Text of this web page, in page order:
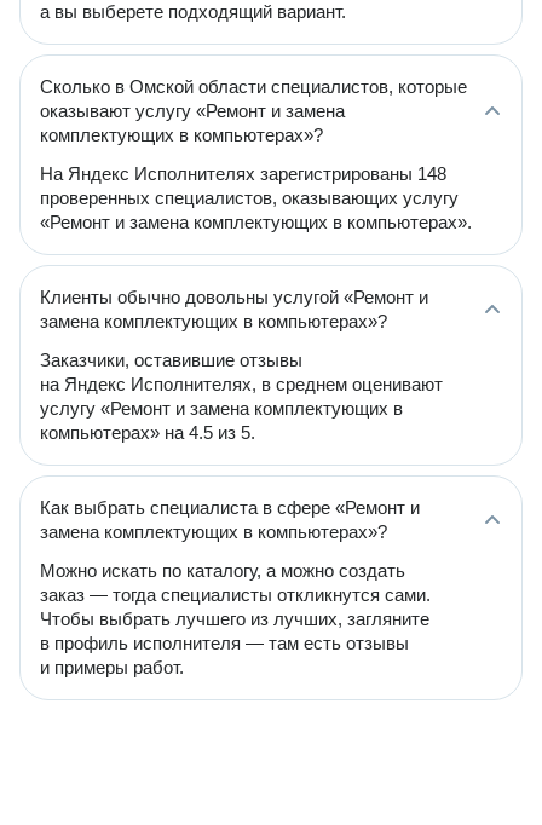
а вы выберете подходящий вариант.
Сколько в Омской области специалистов, которые
оказывают услугу «Ремонт и замена
комплектующих в компьютерах»?
На Яндекс Исполнителях зарегистрированы 148
проверенных специалистов, оказывающих услугу
«Ремонт и замена комплектующих в компьютерах».
Клиенты обычно довольны услугой «Ремонт и
замена комплектующих в компьютерах»?
Заказчики, оставившие отзывы
на Яндекс Исполнителях, в среднем оценивают
услугу «Ремонт и замена комплектующих в
компьютерах» на 4.5 из 5.
Как выбрать специалиста в сфере «Ремонт и
замена комплектующих в компьютерах»?
Можно искать по каталогу, а можно создать
заказ — тогда специалисты откликнутся сами.
Чтобы выбрать лучшего из лучших, загляните
в профиль исполнителя — там есть отзывы
и примеры работ.